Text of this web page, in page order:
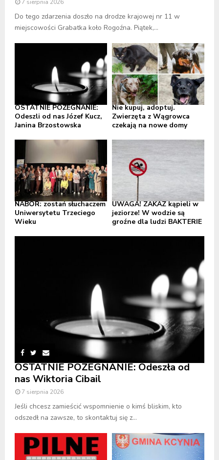
7 sierpnia 2026
Do tego zdarzenia doszło na drodze krajowej nr 11 w
miejscowości Grabatka koło Rogoźna. Piątek,...
OSTATNIE POŻEGNANIE:
Odeszli od nas Józef Kucz,
Janina Brzostowska
Nie kupuj, adoptuj.
Zwierzęta z Wągrowca
czekają na nowe domy
NABÓR: zostań słuchaczem
Uniwersytetu Trzeciego
Wieku
UWAGA! ZAKAZ kąpieli w
jeziorze! W wodzie są
groźne dla ludzi BAKTERIE
OSTATNIE POŻEGNANIE: Odeszła od
nas Wiktoria Cibail
7 sierpnia 2026
Jeśli chcesz zamieścić wspomnienie o kimś bliskim, kto
odszedł na zawsze, to skontaktuj się z...